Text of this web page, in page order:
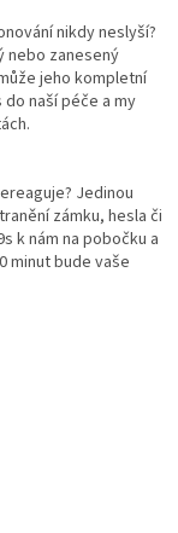
nikdy neslyší?
nebo zanesený
jeho kompletní
naší péče a my
Jedinou
zámku, hesla či
k nám na pobočku a
minut bude vaše